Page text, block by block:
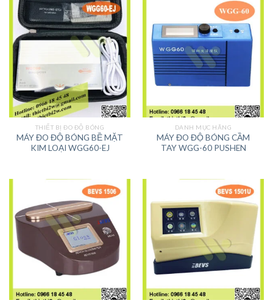
THIẾT BỊ ĐO ĐỘ BÓNG
MÁY ĐO ĐỘ BÓNG BỀ MẶT
KIM LOẠI WGG60-EJ
DANH MỤC HÃNG
MÁY ĐO ĐỘ BÓNG CẦM
TAY WGG-60 PUSHEN